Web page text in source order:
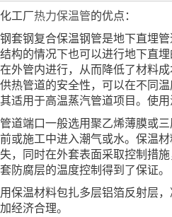
化工厂热力保温管的优点：
钢套钢复合保温钢管是地下直埋
结构的情况下也可以进行地下直
在外管内进行，从而降低了材料
供热管道的安全性，可以在不同
其适用于高温蒸汽管道项目。使用
管道端口一般选用聚乙烯薄膜或
前或施工中进入潮气或水。保温
失，同时在外套表面采取控制措
套防腐层的温度控制得到了保证。
用保温材料包扎多层铝箔反射层
加经济合理。